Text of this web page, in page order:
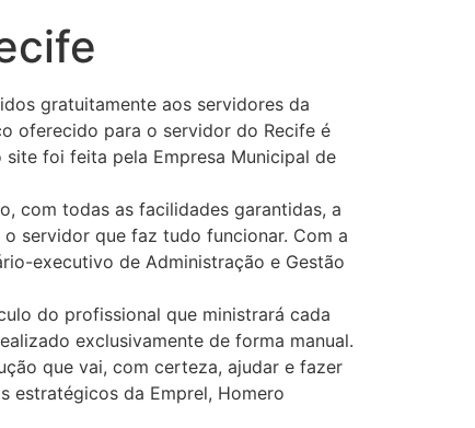
gratuitamente aos servidores da
oferecido para o servidor do Recife é
foi feita pela Empresa Municipal de
com todas as facilidades garantidas, a
servidor que faz tudo funcionar. Com a
executivo de Administração e Gestão
do profissional que ministrará cada
exclusivamente de forma manual.
que vai, com certeza, ajudar e fazer
estratégicos da Emprel, Homero